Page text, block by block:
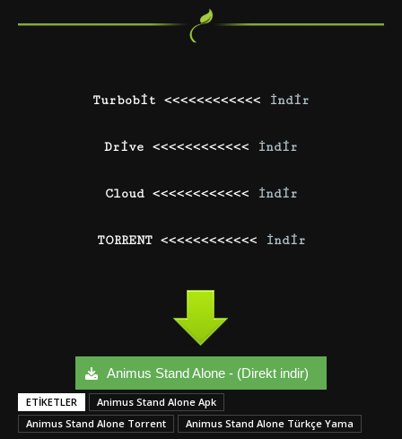
Turbobit <<<<<<<<<<<< İndir
Drive <<<<<<<<<<<< İndir
Cloud <<<<<<<<<<<< İndir
TORRENT <<<<<<<<<<<< İndir
Animus Stand Alone - (Direkt indir)
ETIKETLER
Animus Stand Alone Apk
Animus Stand Alone Torrent
Animus Stand Alone Türkçe Yama